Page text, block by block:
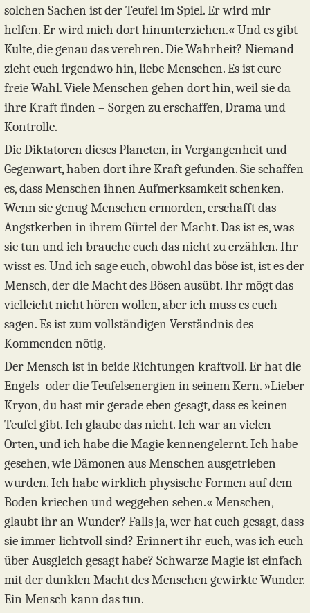
solchen Sachen ist der Teufel im Spiel. Er wird mir
helfen. Er wird mich dort hinunterziehen.« Und es gibt
Kulte, die genau das verehren. Die Wahrheit? Niemand
zieht euch irgendwo hin, liebe Menschen. Es ist eure
freie Wahl. Viele Menschen gehen dort hin, weil sie da
ihre Kraft finden – Sorgen zu erschaffen, Drama und
Kontrolle.
Die Diktatoren dieses Planeten, in Vergangenheit und
Gegenwart, haben dort ihre Kraft gefunden. Sie schaffen
es, dass Menschen ihnen Aufmerksamkeit schenken.
Wenn sie genug Menschen ermorden, erschafft das
Angstkerben in ihrem Gürtel der Macht. Das ist es, was
sie tun und ich brauche euch das nicht zu erzählen. Ihr
wisst es. Und ich sage euch, obwohl das böse ist, ist es der
Mensch, der die Macht des Bösen ausübt. Ihr mögt das
vielleicht nicht hören wollen, aber ich muss es euch
sagen. Es ist zum vollständigen Verständnis des
Kommenden nötig.
Der Mensch ist in beide Richtungen kraftvoll. Er hat die
Engels- oder die Teufelsenergien in seinem Kern. »Lieber
Kryon, du hast mir gerade eben gesagt, dass es keinen
Teufel gibt. Ich glaube das nicht. Ich war an vielen
Orten, und ich habe die Magie kennengelernt. Ich habe
gesehen, wie Dämonen aus Menschen ausgetrieben
wurden. Ich habe wirklich physische Formen auf dem
Boden kriechen und weggehen sehen.« Menschen,
glaubt ihr an Wunder? Falls ja, wer hat euch gesagt, dass
sie immer lichtvoll sind? Erinnert ihr euch, was ich euch
über Ausgleich gesagt habe? Schwarze Magie ist einfach
mit der dunklen Macht des Menschen gewirkte Wunder.
Ein Mensch kann das tun.